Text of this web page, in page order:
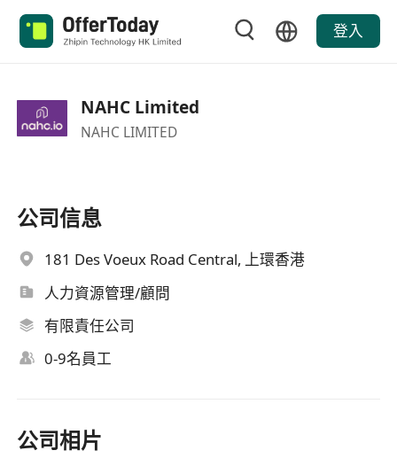
登入
NAHC Limited
NAHC LIMITED
公司信息
181 Des Voeux Road Central, 上環香港
人力資源管理/顧問
有限責任公司
0-9名員工
公司相片